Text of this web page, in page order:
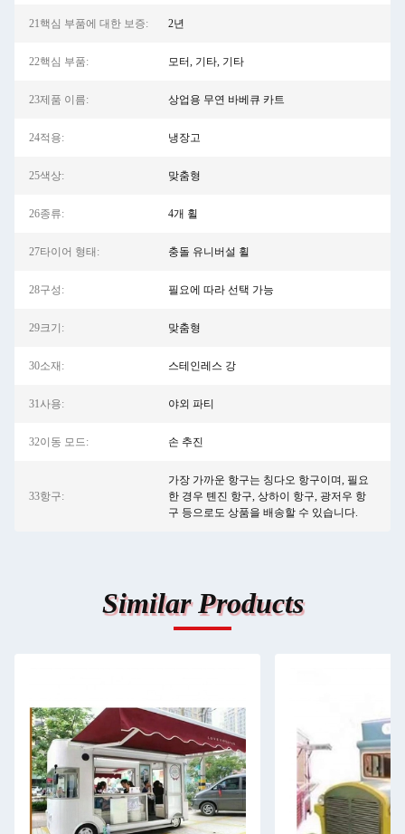
21핵심 부품에 대한 보증: 2년
22핵심 부품: 모터, 기타, 기타
23제품 이름: 상업용 무연 바베큐 카트
24적용: 냉장고
25색상: 맞춤형
26종류: 4개 휠
27타이어 형태: 충돌 유니버설 휠
28구성: 필요에 따라 선택 가능
29크기: 맞춤형
30소재: 스테인레스 강
31사용: 야외 파티
32이동 모드: 손 추진
33항구:
가장 가까운 항구는 칭다오 항구이며, 필요
한 경우 톈진 항구, 상하이 항구, 광저우 항
구 등으로도 상품을 배송할 수 있습니다.
Similar Products